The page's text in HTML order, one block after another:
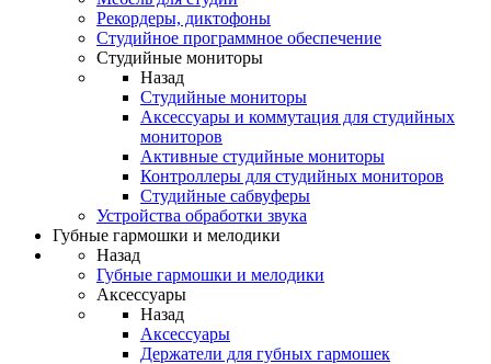
Рекордеры, диктофоны
Студийное программное обеспечение
Студийные мониторы
Назад
Студийные мониторы
Аксессуары и коммутация для студийных
мониторов
Активные студийные мониторы
Контроллеры для студийных мониторов
Студийные сабвуферы
Устройства обработки звука
Губные гармошки и мелодики
Назад
Губные гармошки и мелодики
Аксессуары
Назад
Аксессуары
Держатели для губных гармошек